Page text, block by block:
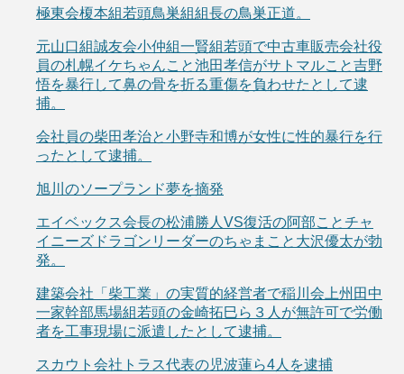
極東会榎本組若頭鳥巣組組長の鳥巣正道。
元山口組誠友会小仲組一賢組若頭で中古車販売会社役
員の札幌イケちゃんこと池田孝信がサトマルこと吉野
悟を暴行して鼻の骨を折る重傷を負わせたとして逮
捕。
会社員の柴田孝治と小野寺和博が女性に性的暴行を行
ったとして逮捕。
旭川のソープランド夢を摘発
エイベックス会長の松浦勝人VS復活の阿部ことチャ
イニーズドラゴンリーダーのちゃまこと大沢優太が勃
発。
建築会社「柴工業」の実質的経営者で稲川会上州田中
一家幹部馬場組若頭の金崎拓巳ら３人が無許可で労働
者を工事現場に派遣したとして逮捕。
スカウト会社トラス代表の児波蓮ら4人を逮捕